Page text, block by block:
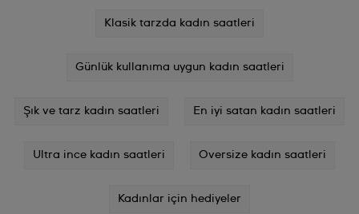
Klasik tarzda kadın saatleri
Günlük kullanıma uygun kadın saatleri
Şık ve tarz kadın saatleri En iyi satan kadın saatleri
Ultra ince kadın saatleri Oversize kadın saatleri
Kadınlar için hediyeler